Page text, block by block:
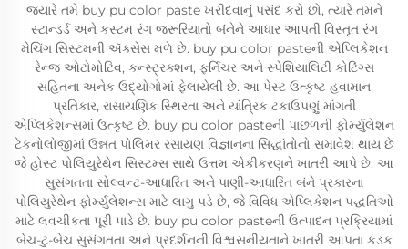
જ્યારે તમે buy pu color paste ખરીદવાનું પસંદ કરો છો, ત્યારે તમને
સ્ટાન્ડર્ડ અને કસ્ટમ રંગ જરૂરિયાતો બંનેને આધાર આપતી વિસ્તૃત રંગ
મેચિંગ સિસ્ટમની ઍક્સેસ મળે છે. buy pu color pasteની એપ્લિકેશન
રેન્જ ઓટોમોટિવ, કન્સ્ટ્રક્શન, ફર્નિચર અને સ્પેશિયાલિટી કોટિંગ્સ
સહિતના અનેક ઉદ્યોગોમાં ફેલાયેલી છે. આ પેસ્ટ ઉત્કૃષ્ટ હવામાન
પ્રતિકાર, રાસાયણિક સ્થિરતા અને યાંત્રિક ટકાઉપણું માંગતી
એપ્લિકેશન્સમાં ઉત્કૃષ્ટ છે. buy pu color pasteની પાછળની ફોર્મ્યુલેશન
ટેકનોલોજીમાં ઉન્નત પોલિમર રસાયણ વિજ્ઞાનના સિદ્ધાંતોનો સમાવેશ થાય છે
જે હોસ્ટ પોલિયુરેથેન સિસ્ટમ્સ સાથે ઉત્તમ એકીકરણને ખાતરી આપે છે. આ
સુસંગતતા સોલ્વન્ટ-આધારિત અને પાણી-આધારિત બંને પ્રકારના
પોલિયુરેથેન ફોર્મ્યુલેશન્સ માટે લાગુ પડે છે, જે વિવિધ એપ્લિકેશન પદ્ધતિઓ
માટે લવચીકતા પૂરી પાડે છે. buy pu color pasteની ઉત્પાદન પ્રક્રિયામાં
બેચ-ટુ-બેચ સુસંગતતા અને પ્રદર્શનની વિશ્વસનીયતાને ખાતરી આપતા કડક